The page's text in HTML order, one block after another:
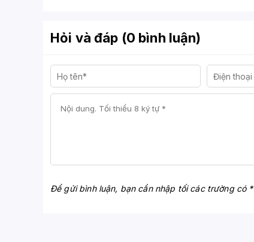
Hỏi và đáp (0 bình luận)
Để gửi bình luận, bạn cần nhập tối các trường có *